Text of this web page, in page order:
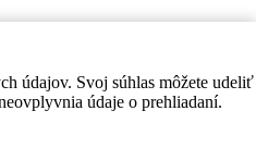
údajov. Svoj súhlas môžete udeliť
údaje o prehliadaní.